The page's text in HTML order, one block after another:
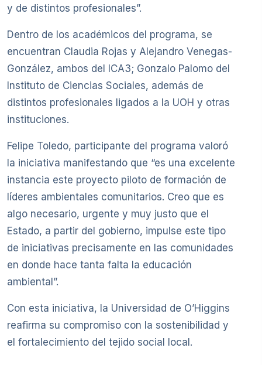
y de distintos profesionales”.
Dentro de los académicos del programa, se
encuentran Claudia Rojas y Alejandro Venegas-
González, ambos del ICA3; Gonzalo Palomo del
Instituto de Ciencias Sociales, además de
distintos profesionales ligados a la UOH y otras
instituciones.
Felipe Toledo, participante del programa valoró
la iniciativa manifestando que “es una excelente
instancia este proyecto piloto de formación de
líderes ambientales comunitarios. Creo que es
algo necesario, urgente y muy justo que el
Estado, a partir del gobierno, impulse este tipo
de iniciativas precisamente en las comunidades
en donde hace tanta falta la educación
ambiental”.
Con esta iniciativa, la Universidad de O’Higgins
reafirma su compromiso con la sostenibilidad y
el fortalecimiento del tejido social local.